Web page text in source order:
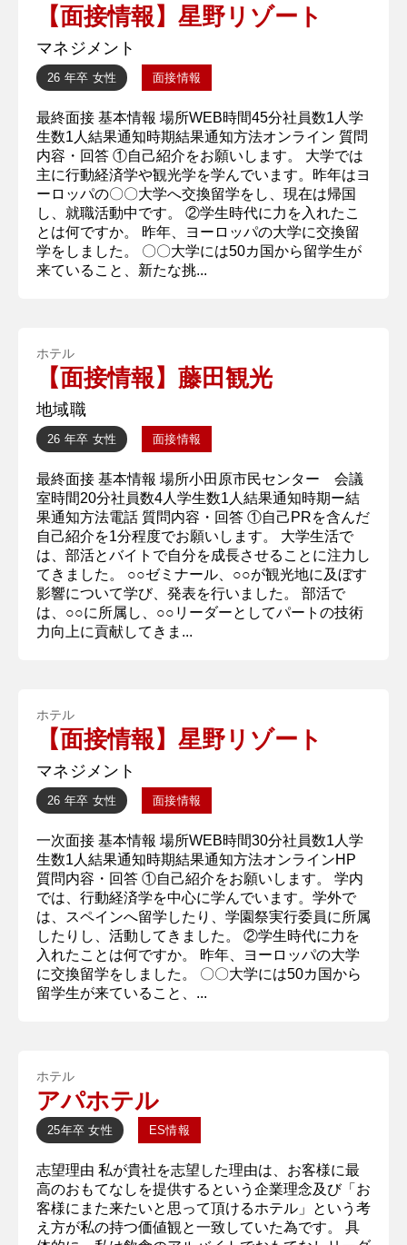
【面接情報】星野リゾート
マネジメント
26 年卒 女性 面接情報
最終面接 基本情報 場所WEB時間45分社員数1人学
生数1人結果通知時期結果通知方法オンライン 質問
内容・回答 ①自己紹介をお願いします。 大学では
主に行動経済学や観光学を学んでいます。昨年はヨ
ーロッパの〇〇大学へ交換留学をし、現在は帰国
し、就職活動中です。 ②学生時代に力を入れたこ
とは何ですか。 昨年、ヨーロッパの大学に交換留
学をしました。 〇〇大学には50カ国から留学生が
来ていること、新たな挑...
ホテル
【面接情報】藤田観光
地域職
26 年卒 女性 面接情報
最終面接 基本情報 場所小田原市民センター 会議
室時間20分社員数4人学生数1人結果通知時期ー結
果通知方法電話 質問内容・回答 ①自己PRを含んだ
自己紹介を1分程度でお願いします。 大学生活で
は、部活とバイトで自分を成長させることに注力し
てきました。 ○○ゼミナール、○○が観光地に及ぼす
影響について学び、発表を行いました。 部活で
は、○○に所属し、○○リーダーとしてパートの技術
力向上に貢献してきま...
ホテル
【面接情報】星野リゾート
マネジメント
26 年卒 女性 面接情報
一次面接 基本情報 場所WEB時間30分社員数1人学
生数1人結果通知時期結果通知方法オンラインHP
質問内容・回答 ①自己紹介をお願いします。 学内
では、行動経済学を中心に学んでいます。学外で
は、スペインへ留学したり、学園祭実行委員に所属
したりし、活動してきました。 ②学生時代に力を
入れたことは何ですか。 昨年、ヨーロッパの大学
に交換留学をしました。 〇〇大学には50カ国から
留学生が来ていること、...
ホテル
アパホテル
25年卒 女性 ES情報
志望理由 私が貴社を志望した理由は、お客様に最
高のおもてなしを提供するという企業理念及び「お
客様にまた来たいと思って頂けるホテル」という考
え方が私の持つ価値観と一致していた為です。 具